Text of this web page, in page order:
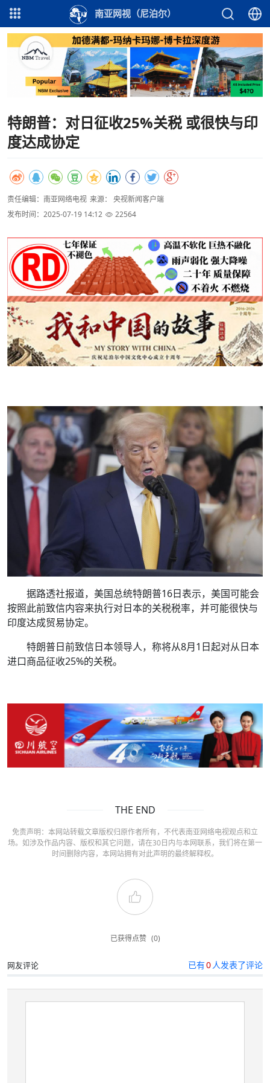
南亚网视（尼泊尔）
特朗普：对日征收25%关税 或很快与印
度达成协定
责任编辑：南亚网络电视 来源： 央视新闻客户端
发布时间：2025-07-19 14:12
22564
据路透社报道，美国总统特朗普16日表示，美国可能会
按照此前致信内容来执行对日本的关税税率，并可能很快与
印度达成贸易协定。
特朗普日前致信日本领导人，称将从8月1日起对从日本
进口商品征收25%的关税。
THE END
免责声明：本网站转载文章版权归原作者所有，不代表南亚网络电视观点和立
场。如涉及作品内容、版权和其它问题，请在30日内与本网联系，我们将在第一
时间删除内容，本网站拥有对此声明的最终解释权。
已获得点赞 (0)
网友评论 已有0人发表了评论